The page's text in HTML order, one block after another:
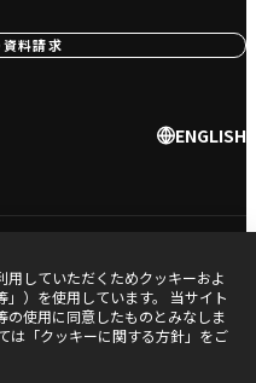
資料請求
ENGLISH
していただくためクッキーおよ
）を使用しています。 当サイト
の使用に同意したものとみなしま
は「クッキーに関する方針」をご